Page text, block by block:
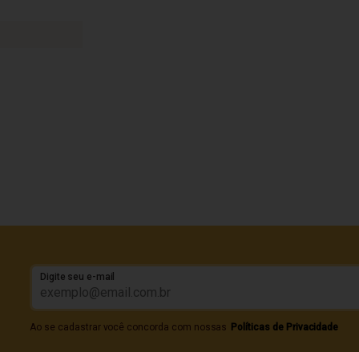
Digite seu e-mail
Ao se cadastrar você concorda com nossas Políticas de Privacidade